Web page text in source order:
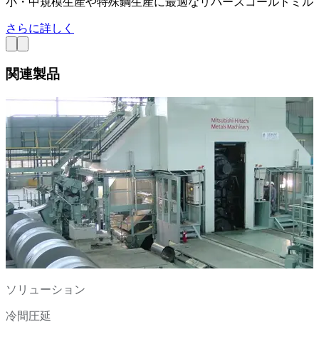
さらに詳しく
関連製品
ソリューション
冷間圧延